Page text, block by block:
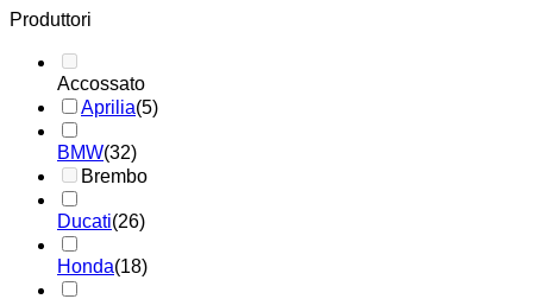
Produttori
Accossato
Aprilia(5)
BMW(32)
Brembo
Ducati(26)
Honda(18)